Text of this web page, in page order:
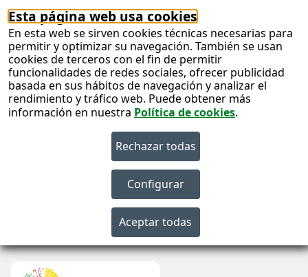
Esta página web usa cookies
En esta web se sirven cookies técnicas necesarias para
permitir y optimizar su navegación. También se usan
cookies de terceros con el fin de permitir
funcionalidades de redes sociales, ofrecer publicidad
basada en sus hábitos de navegación y analizar el
rendimiento y tráfico web. Puede obtener más
información en nuestra Política de cookies.